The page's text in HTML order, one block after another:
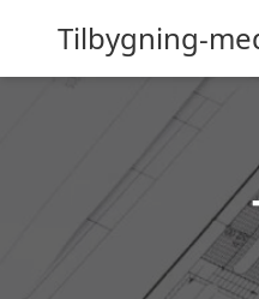
Tilbygning-